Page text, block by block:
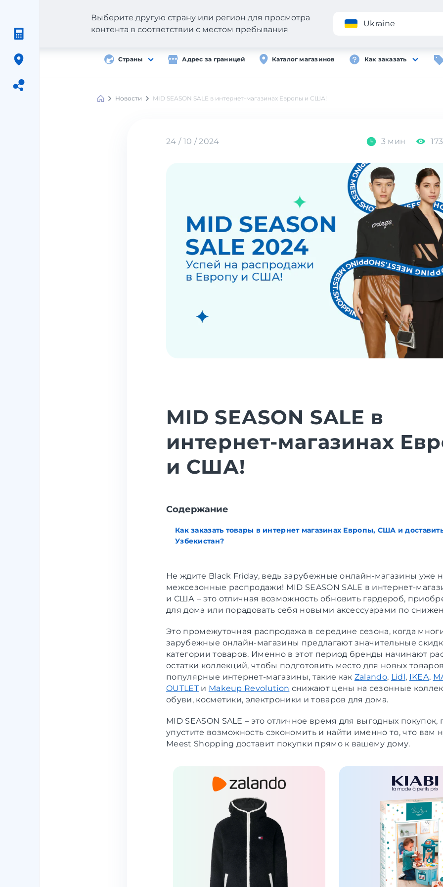
Приложение
Страны Адрес за границей Каталог магазинов Как заказать
Выберите другую страну или регион для просмотра
контента в соответствии с местом пребывания
Ukraine
Meest
Новости MID SEASON SALE в интернет-магазинах Европы и США!
24 / 10 / 2024 3 мин
MID SEASON SALE в
интернет-магазинах
и США!
Cодержание
Как заказать товары в интернет магазинах Европы, США и
Узбекистан?
Не ждите Black Friday, ведь зарубежные онлайн-магазины уже
межсезонные распродажи! MID SEASON SALE в интернет-
и США – это отличная возможность обновить гардероб,
для дома или порадовать себя новыми аксессуарами по
Это промежуточная распродажа в середине сезона, когда
зарубежные онлайн-магазины предлагают значительные
категории товаров. Именно в этот период бренды начинают
остатки коллекций, чтобы подготовить место для новых
популярные интернет-магазины, такие как Zalando, Lidl , IKEA,
OUTLETи Makeup Revolution снижают цены на сезонные
обуви, косметики, электроники и товаров для дома.
MID SEASON SALE – это отличное время для выгодных покупок,
упустите возможность сэкономить и найти именно то, что вам
Meest Shopping доставит покупки прямо к вашему дому.